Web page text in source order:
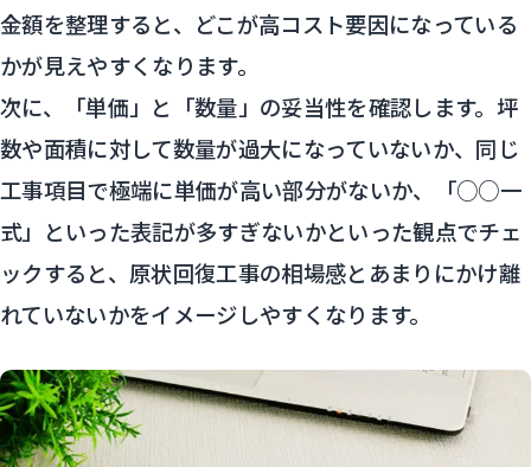
金額を整理すると、どこが高コスト要因になっている
かが見えやすくなります。
次に、「単価」と「数量」の妥当性を確認します。坪
数や面積に対して数量が過大になっていないか、同じ
工事項目で極端に単価が高い部分がないか、「○○一
式」といった表記が多すぎないかといった観点でチェ
ックすると、原状回復工事の相場感とあまりにかけ離
れていないかをイメージしやすくなります。